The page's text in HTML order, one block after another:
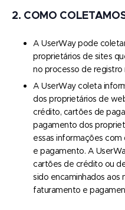
2. COMO
A UserWay pode
proprietários de sites
no processo de registro
A UserWay coleta
dos proprietários de
crédito, cartões de
pagamento dos
essas informações
e pagamento. A
cartões de crédito ou
sido encaminhados aos
faturamento e